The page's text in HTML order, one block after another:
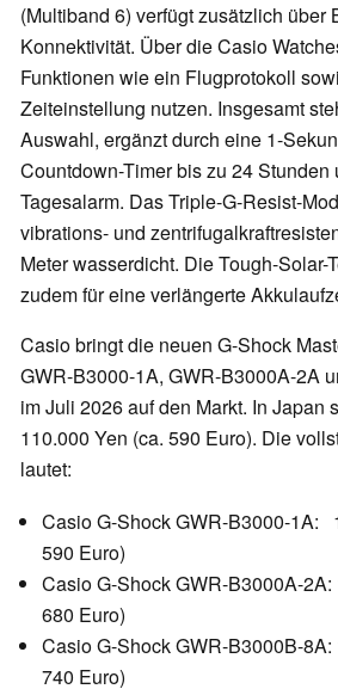
(Multiband 6) verfügt zusätzlich über
Konnektivität. Über die Casio
Funktionen wie ein Flugprotokoll
Zeiteinstellung nutzen. Insgesamt
Auswahl, ergänzt durch eine 1-
Countdown-Timer bis zu 24 Stunden
Tagesalarm. Das Triple-G-Resist-
vibrations- und
Meter wasserdicht. Die Tough-Solar-
zudem für eine verlängerte
Casio bringt die neuen G-Shock
GWR-B3000-1A, GWR-B3000A-2A
im Juli 2026 auf den Markt. In Japan
110.000 Yen (ca. 590 Euro). Die
lautet:
Casio G-Shock GWR-B3000-1A:
590 Euro)
Casio G-Shock GWR-B3000A-2A:
680 Euro)
Casio G-Shock GWR-B3000B-8A:
740 Euro)